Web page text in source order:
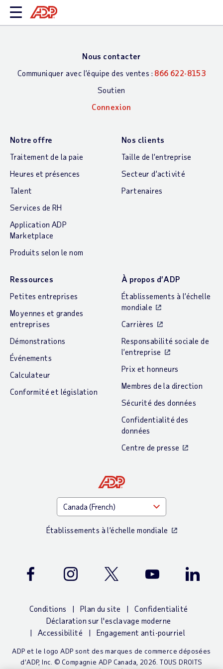
Nous contacter
Communiquer avec l’équipe des ventes : 866 622-8153
Soutien
Connexion
Notre offre
Traitement de la paie
Heures et présences
Talent
Services de RH
Application ADP
Marketplace
Produits selon le nom
Nos clients
Taille de l’entreprise
Secteur d’activité
Partenaires
Ressources
Petites entreprises
Moyennes et grandes
entreprises
Démonstrations
Événements
Calculateur
Conformité et législation
À propos d’ADP
Établissements à l’échelle
mondiale
Carrières
Responsabilité sociale de
l’entreprise
Prix et honneurs
Membres de la direction
Sécurité des données
Confidentialité des
données
Centre de presse
Établissements à l’échelle mondiale
Facebook Instagram Twitter Youtube LinkedIn
Conditions Plan du site
Confidentialité
Déclaration sur l'esclavage moderne
Accessibilité
Engagement anti-pourriel
ADP et le logo ADP sont des marques de commerce déposées
d’ADP, Inc. © Compagnie ADP Canada, 2026. TOUS DROITS